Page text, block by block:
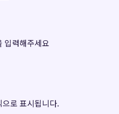
입력해주세요
로 표시됩니다.